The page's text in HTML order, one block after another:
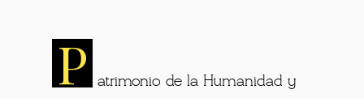
P
atrimonio de la Humanidad y